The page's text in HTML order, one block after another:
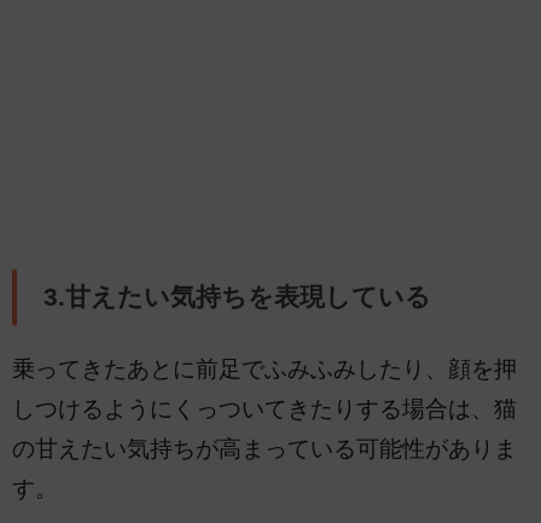
3.甘えたい気持ちを表現している
乗ってきたあとに前足でふみふみしたり、顔を押
しつけるようにくっついてきたりする場合は、猫
の甘えたい気持ちが高まっている可能性がありま
す。